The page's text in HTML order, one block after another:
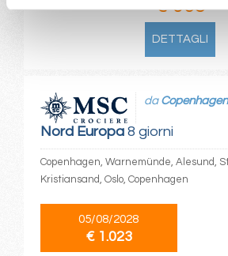
€ 963
DETTAGLI
Nord Europa8 giorni
da Copenhagen
Copenhagen, Warnemünde, Alesund,
Kristiansand, Oslo, Copenhagen
05/08/2028
€ 1.023